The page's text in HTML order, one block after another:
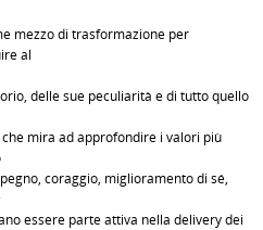
mezzo di trasformazione per
al
delle sue peculiarità e di tutto quello
che mira ad approfondire i valori più
coraggio, miglioramento di sé,
essere parte attiva nella delivery dei